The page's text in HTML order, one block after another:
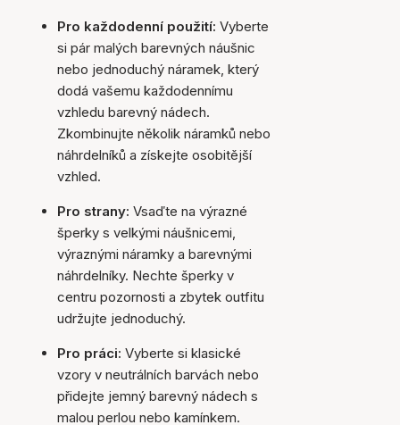
Pro každodenní použití: Vyberte
si pár malých barevných náušnic
nebo jednoduchý náramek, který
dodá vašemu každodennímu
vzhledu barevný nádech.
Zkombinujte několik náramků nebo
náhrdelníků a získejte osobitější
vzhled.
Pro strany: Vsaďte na výrazné
šperky s velkými náušnicemi,
výraznými náramky a barevnými
náhrdelníky. Nechte šperky v
centru pozornosti a zbytek outfitu
udržujte jednoduchý.
Pro práci: Vyberte si klasické
vzory v neutrálních barvách nebo
přidejte jemný barevný nádech s
malou perlou nebo kamínkem.